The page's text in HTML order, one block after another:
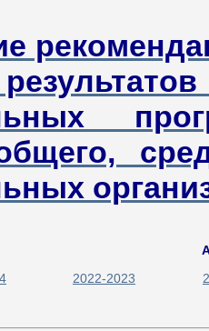
2022-2023